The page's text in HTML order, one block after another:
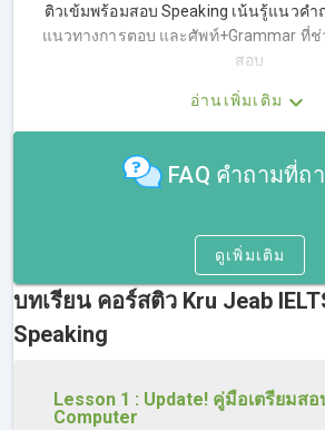
ติวเข้มพร้อมสอบ Speaking เน้นรู้แนวคำ
แนวทางการตอบ และศัพท์+Grammar ที่ช่
สอบ
ภาพรวมการสอบ IELTS Speaking
เพื่อพัฒนาตัวเอง
เทคนิค และเคล็ดลับแนวทางการสอบเช่
อังกฤษ ศัพท์ที่ควรรู้ หัวข้อ Grammar ที่จ
Training) Part 1
รูปแบบ และตัวอย่างแนวการตอบ IELTS
Training) Part 2
อ่านเพิ่มเติม
FAQ คำถามที่ถ
ดูเพิ่มเติม
บทเรียน คอร์สติว Kru Jeab
Speaking
Lesson 1 : Update! คู่มือเตรียมสอ
Computer